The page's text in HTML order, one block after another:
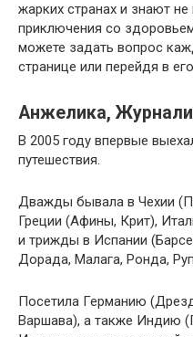
жарких странах и знают
приключения со
можете задать вопрос
странице или перейдя в
Анжелика,
В 2005 году впервые
путешествия.
Дважды бывала в Чехии
Греции (Афины, Крит),
и трижды в Испании
Дорада, Малага, Ронда,
Посетила Германию
Варшава), а также Индию